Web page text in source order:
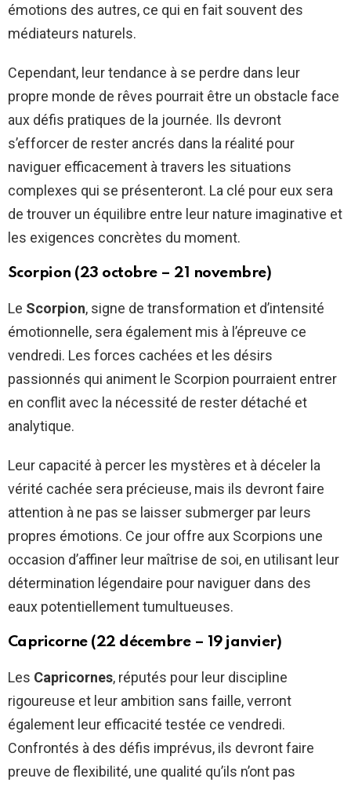
émotions des autres, ce qui en fait souvent des
médiateurs naturels.
Cependant, leur tendance à se perdre dans leur
propre monde de rêves pourrait être un obstacle face
aux défis pratiques de la journée. Ils devront
s’efforcer de rester ancrés dans la réalité pour
naviguer efficacement à travers les situations
complexes qui se présenteront. La clé pour eux sera
de trouver un équilibre entre leur nature imaginative et
les exigences concrètes du moment.
Scorpion (23 octobre – 21 novembre)
Le Scorpion, signe de transformation et d’intensité
émotionnelle, sera également mis à l’épreuve ce
vendredi. Les forces cachées et les désirs
passionnés qui animent le Scorpion pourraient entrer
en conflit avec la nécessité de rester détaché et
analytique.
Leur capacité à percer les mystères et à déceler la
vérité cachée sera précieuse, mais ils devront faire
attention à ne pas se laisser submerger par leurs
propres émotions. Ce jour offre aux Scorpions une
occasion d’affiner leur maîtrise de soi, en utilisant leur
détermination légendaire pour naviguer dans des
eaux potentiellement tumultueuses.
Capricorne (22 décembre – 19 janvier)
Les Capricornes, réputés pour leur discipline
rigoureuse et leur ambition sans faille, verront
également leur efficacité testée ce vendredi.
Confrontés à des défis imprévus, ils devront faire
preuve de flexibilité, une qualité qu’ils n’ont pas